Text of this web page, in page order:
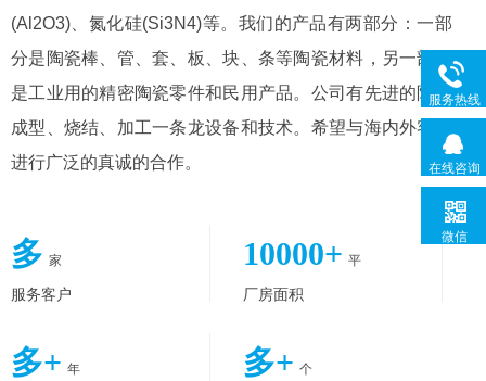
(Al2O3)、氮化硅(Si3N4)等。我们的产品有两部分：一部
分是陶瓷棒、管、套、板、块、条等陶瓷材料，另一部分
是工业用的精密陶瓷零件和民用产品。公司有先进的陶瓷
成型、烧结、加工一条龙设备和技术。希望与海内外客户
进行广泛的真诚的合作。
多 家
服务客户
10000+ 平
厂房面积
多+ 年 多+ 个
服务热线
在线咨询
微信